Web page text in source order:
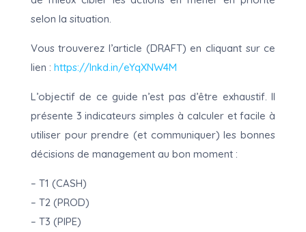
selon la situation.
Vous trouverez l’article (DRAFT) en cliquant sur ce
lien : https://lnkd.in/eYqXNW4M
L’objectif de ce guide n’est pas d’être exhaustif. Il
présente 3 indicateurs simples à calculer et facile à
utiliser pour prendre (et communiquer) les bonnes
décisions de management au bon moment :
– T1 (CASH)
– T2 (PROD)
– T3 (PIPE)